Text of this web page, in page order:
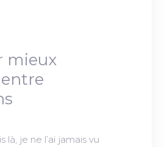
mieux
là, je ne l’ai jamais vu